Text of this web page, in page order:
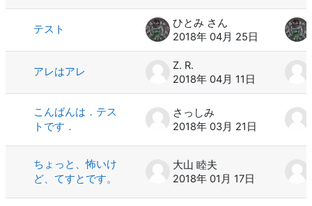
テスト
ひとみ さん
2018年 04月 25日
アレはアレ
Z. R.
2018年 04月 11日
こんばんは．テス
トです．
さっしみ
2018年 03月 21日
ちょっと、怖いけ
ど、てすとです。
大山 睦夫
2018年 01月 17日